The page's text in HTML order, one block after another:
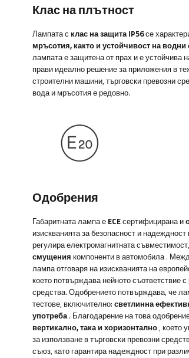
Клас на плътност
Лампата с клас на защита IP56се
мръсотия, както и устойчивост на водни
лампата е защитена от прах и е устойчива
прави идеално решение за приложения в
строителни машини, търговски превозни
вода и мръсотия е редовно.
Одобрения
Габаритната лампа е ECEсертифициранаи
изискванията за безопасност и
регулира електромагнитната
смущения компоненти в автомобила.
лампаотговаря на изискванията на
което потвърждава нейното съответствие
средства. Одобрението потвърждава, че
тестове, включително: светлинна
употреба . Благодарение на това
вертикално, така и хоризонтално, което
за използване в търговски превозни
съюз, като гарантира надеждност при